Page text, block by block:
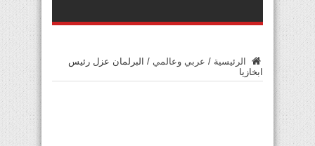
الرئيسية / عربي وعالمي / البرلمان عزل رئيس
ابخازيا